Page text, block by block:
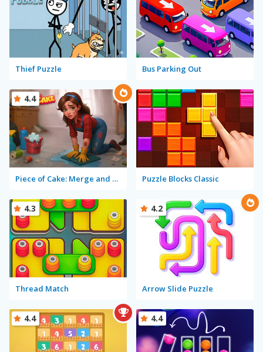
Thief Puzzle Bus Parking Out
Piece of Cake: Merge and Bake
4.4
Puzzle Blocks Classic
Thread Match
4.3
Arrow Slide Puzzle
4.2
4.4 4.4